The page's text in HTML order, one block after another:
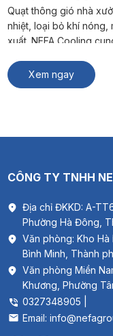
Quạt thông gió nhà
nhiệt, loại bỏ khí nóng,
xuất. NEFA Cooling
Xem thêm: Thông gió
Xem ngay
CÔNG TY TNHH
Địa chỉ ĐKKD: A-
Phường Hà Đông,
Văn phòng: Kho Hà
Bình Minh, Thành
Văn phòng Miền
Khương, Phường
0327348905 |
Email: